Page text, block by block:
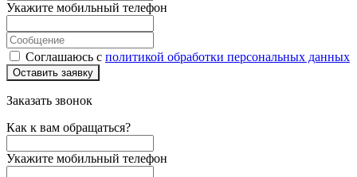
Укажите мобильный телефон
Соглашаюсь с политикой обработки персональных данных
Оставить заявку
Заказать звонок
Как к вам обращаться?
Укажите мобильный телефон